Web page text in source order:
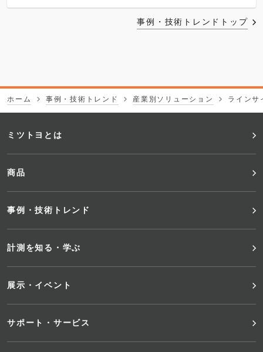
事例・技術トレンドトップ
ホーム 事例・技術トレンド 産業別ソリューション ラインサ
フ
ッ
タ
ー
メ
ュ
ー
ミツトヨとは
商品
事例・技術トレンド
計測を知る・学ぶ
展示・イベント
サポート・サービス